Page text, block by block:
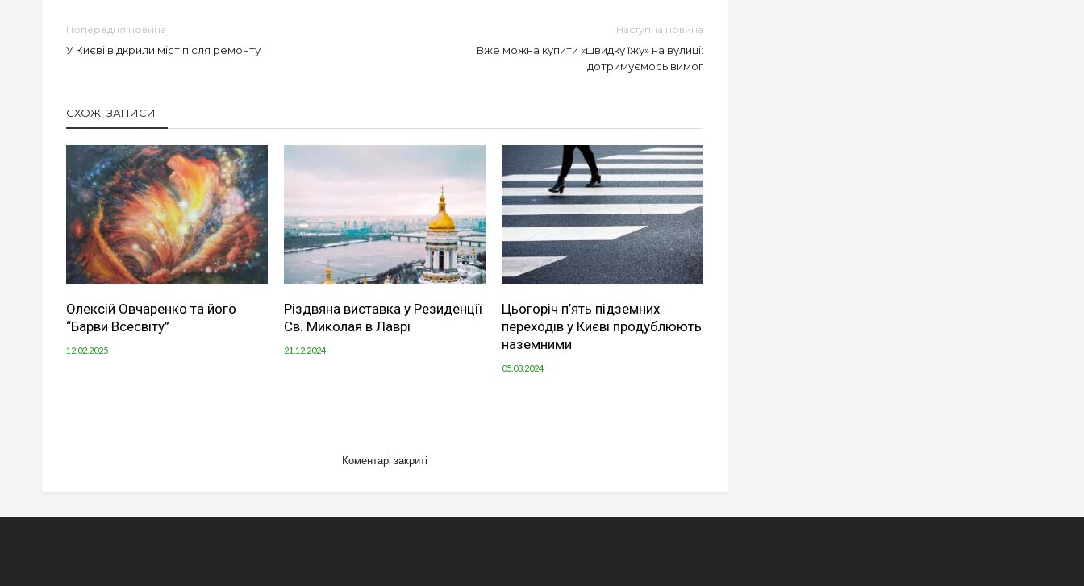
Попередня новина
У Києві відкрили міст після ремонту
Наступна новина
Вже можна купити «швидку їжу» на вулиці:
дотримуємось вимог
СХОЖІ ЗАПИСИ
Олексій Овчаренко та його
“Барви Всесвіту”
12.02.2025
Різдвяна виставка у Резиденції
Св. Миколая в Лаврі
21.12.2024
Цьогоріч п’ять підземних
переходів у Києві продублюють
наземними
05.03.2024
Коментарі закриті